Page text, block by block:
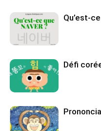
Qu’est-
Défi